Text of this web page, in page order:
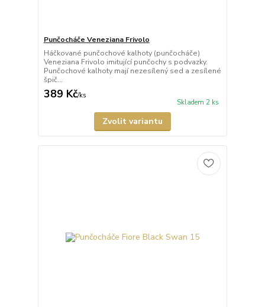
Punčocháče Veneziana Frivolo
Háčkované punčochové kalhoty (punčocháče)
Veneziana Frivolo imitující punčochy s podvazky.
Punčochové kalhoty mají nezesílený sed a zesílené
špič...
389 Kč/ks
Skladem 2 ks
Zvolit variantu